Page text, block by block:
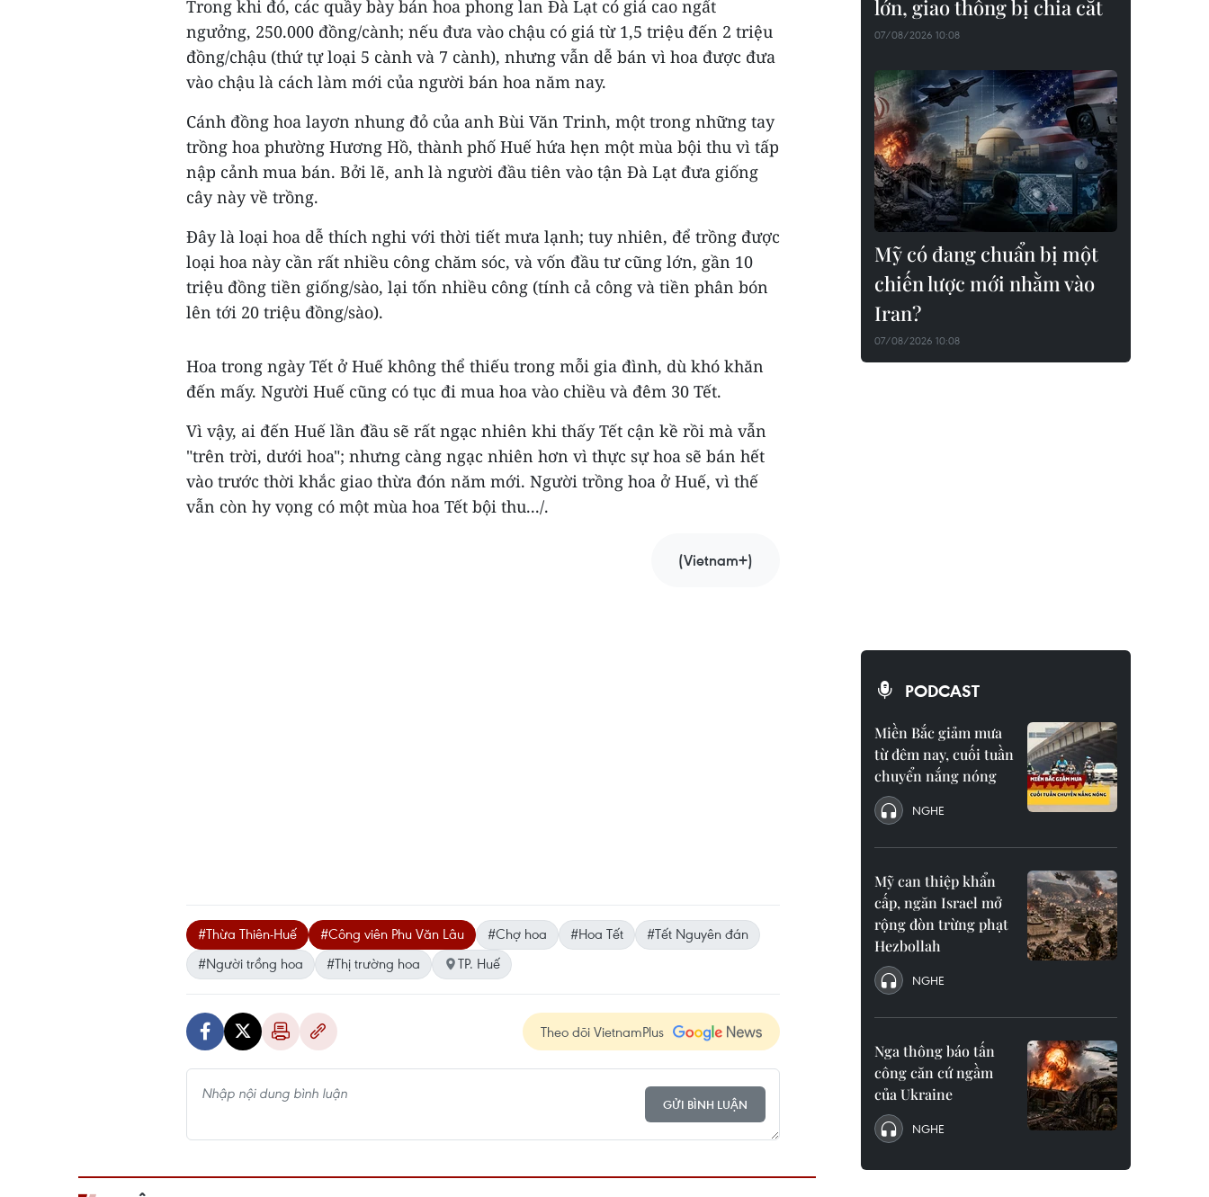
Trong khi đó, các quầy bày bán hoa phong lan Đà Lạt có giá cao ngất
ngưởng, 250.000 đồng/cành; nếu đưa vào chậu có giá từ 1,5 triệu đến 2 triệu
đồng/chậu (thứ tự loại 5 cành và 7 cành), nhưng vẫn dễ bán vì hoa được đưa
vào chậu là cách làm mới của người bán hoa năm nay.
Cánh đồng hoa layơn nhung đỏ của anh Bùi Văn Trinh, một trong những tay
trồng hoa phường Hương Hồ, thành phố Huế hứa hẹn một mùa bội thu vì tấp
nập cảnh mua bán. Bởi lẽ, anh là người đầu tiên vào tận Đà Lạt đưa giống
cây này về trồng.
Đây là loại hoa dễ thích nghi với thời tiết mưa lạnh; tuy nhiên, để trồng được
loại hoa này cần rất nhiều công chăm sóc, và vốn đầu tư cũng lớn, gần 10
triệu đồng tiền giống/sào, lại tốn nhiều công (tính cả công và tiền phân bón
lên tới 20 triệu đồng/sào).
Hoa trong ngày Tết ở Huế không thể thiếu trong mỗi gia đình, dù khó khăn
đến mấy. Người Huế cũng có tục đi mua hoa vào chiều và đêm 30 Tết.
Vì vậy, ai đến Huế lần đầu sẽ rất ngạc nhiên khi thấy Tết cận kề rồi mà vẫn
"trên trời, dưới hoa"; nhưng càng ngạc nhiên hơn vì thực sự hoa sẽ bán hết
vào trước thời khắc giao thừa đón năm mới. Người trồng hoa ở Huế, vì thế
vẫn còn hy vọng có một mùa hoa Tết bội thu.../.
(Vietnam+)
#Thừa Thiên-Huế #Công viên Phu Văn Lâu #Chợ hoa #Hoa Tết
#Tết Nguyên đán
#Người trồng hoa
#Thị trường hoa TP. Huế
Theo dõi VietnamPlus
GỬI BÌNH LUẬN
lớn, giao thông bị chia cắt
07/08/2026 10:08
Mỹ có đang chuẩn bị một
chiến lược mới nhằm vào
Iran?
07/08/2026 10:08
PODCAST
Miền Bắc giảm mưa
từ đêm nay, cuối tuần
chuyển nắng nóng
NGHE
Mỹ can thiệp khẩn
cấp, ngăn Israel mở
rộng đòn trừng phạt
Hezbollah
NGHE
Nga thông báo tấn
công căn cứ ngầm
của Ukraine
NGHE